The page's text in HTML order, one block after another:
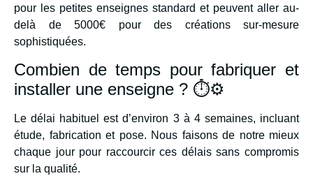
pour les petites enseignes standard et peuvent aller au-
delà de 5000€ pour des créations sur-mesure
sophistiquées.
Combien de temps pour fabriquer et
installer une enseigne ? ⏱️⚙️
Le délai habituel est d’environ 3 à 4 semaines, incluant
étude, fabrication et pose. Nous faisons de notre mieux
chaque jour pour raccourcir ces délais sans compromis
sur la qualité.